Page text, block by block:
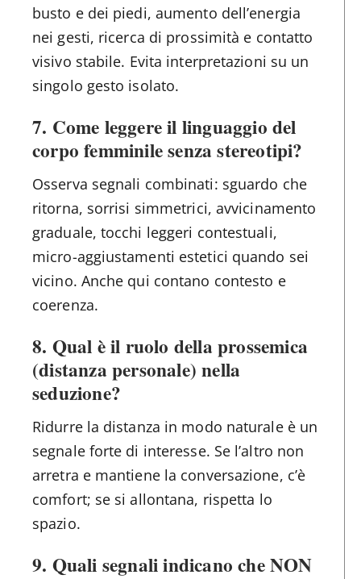
busto e dei piedi, aumento dell’energia
nei gesti, ricerca di prossimità e contatto
visivo stabile. Evita interpretazioni su un
singolo gesto isolato.
7. Come leggere il linguaggio del
corpo femminile senza stereotipi?
Osserva segnali combinati: sguardo che
ritorna, sorrisi simmetrici, avvicinamento
graduale, tocchi leggeri contestuali,
micro-aggiustamenti estetici quando sei
vicino. Anche qui contano contesto e
coerenza.
8. Qual è il ruolo della prossemica
(distanza personale) nella
seduzione?
Ridurre la distanza in modo naturale è un
segnale forte di interesse. Se l’altro non
arretra e mantiene la conversazione, c’è
comfort; se si allontana, rispetta lo
spazio.
9. Quali segnali indicano che NON